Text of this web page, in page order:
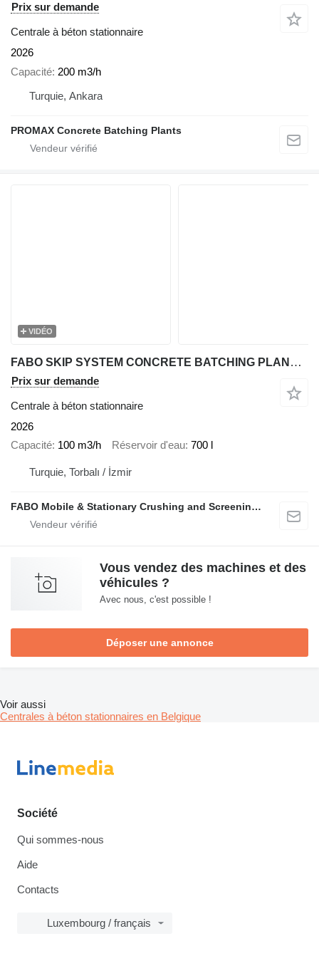
Prix sur demande
Centrale à béton stationnaire
2026
Capacité 200 m3/h
Turquie, Ankara
PROMAX Concrete Batching Plants
VIDÉO
FABO SKIP SYSTEM CONCRETE BATCHING PLANT | 110m3/h Capacity
Prix sur demande
Centrale à béton stationnaire
2026
Capacité 100 m3/h Réservoir d'eau 700 l
Turquie, Torbalı / İzmir
FABO Mobile & Stationary Crushing and Screening Plants | Concrete Batching Plants Manufacturer
Vous vendez des machines et des
véhicules ?
Avec nous, c'est possible !
Déposer une annonce
Voir aussi
Centrales à béton stationnaires en Belgique
Société
Qui sommes-nous
Aide
Contacts
Luxembourg / français